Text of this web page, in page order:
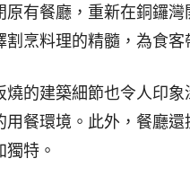
有餐廳，重新在銅鑼
烹料理的精髓，為食客
的建築細節也令人印
餐環境。此外，餐廳
特。